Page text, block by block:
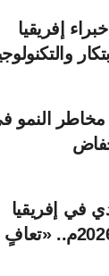
إفريقيا
مخاطر النمو
في إفريقيا
جنوب الصحراء لعام 2026م.. «تعافٍ